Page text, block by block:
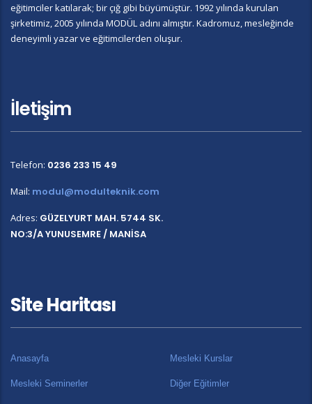
eğitimciler katılarak; bir çığ gibi büyümüştür. 1992 yılında kurulan
şirketimiz, 2005 yılında MODÜL adını almıştır. Kadromuz, mesleğinde
deneyimli yazar ve eğitimcilerden oluşur.
İletişim
Telefon: 0236 233 15 49
Mail: modul@modulteknik.com
Adres: GÜZELYURT MAH. 5744 SK.
NO:3/A YUNUSEMRE / MANİSA
Site Haritası
Anasayfa Mesleki Kurslar
Mesleki Seminerler Diğer Eğitimler